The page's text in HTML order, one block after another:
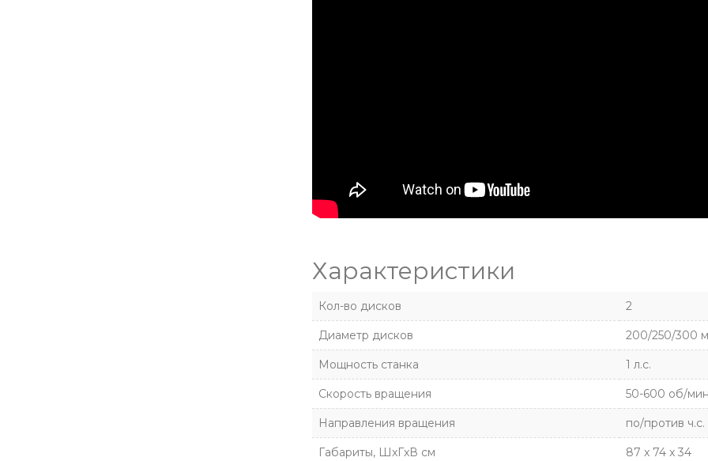
Характеристики
Кол-во дисков 2
Диаметр дисков 200/250/300
Мощность станка 1 л.с.
Скорость вращения 50-600 об/
Направления вращения по/против ч.с.
Габариты, ШxГxВ см 87 x 74 x 34